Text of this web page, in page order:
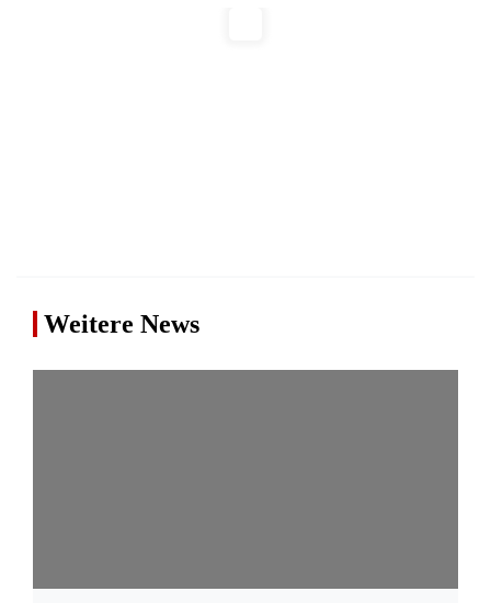
Weitere News